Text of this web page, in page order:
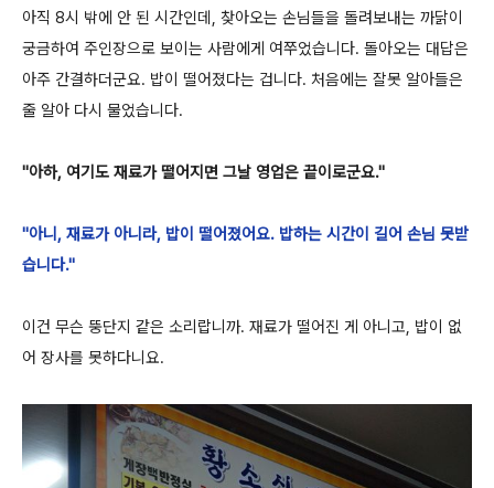
아직 8시 밖에 안 된 시간인데, 찾아오는 손님들을 돌려보내는 까닭이
궁금하여 주인장으로 보이는 사람에게 여쭈었습니다. 돌아오는 대답은
아주 간결하더군요. 밥이 떨어졌다는 겁니다. 처음에는 잘못 알아들은
줄 알아 다시 물었습니다.
"아하, 여기도 재료가 떨어지면 그날 영업은 끝이로군요."
"아니, 재료가 아니라, 밥이 떨어졌어요. 밥하는 시간이 길어 손님 못받
습니다."
이건 무슨 뚱단지 같은 소리랍니까. 재료가 떨어진 게 아니고, 밥이 없
어 장사를 못하다니요.